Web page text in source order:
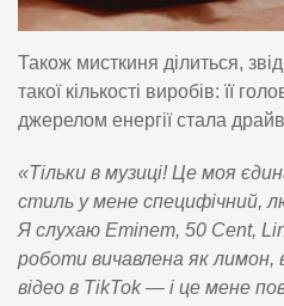
Також мисткиня ділиться,
такої кількості виробів: її
джерелом енергії стала
«Тільки в музиці! Це моя
стиль у мене специфічний,
Я слухаю Eminem, 50 Cent,
роботи вичавлена як лимон,
відео в TikTok — і це мене